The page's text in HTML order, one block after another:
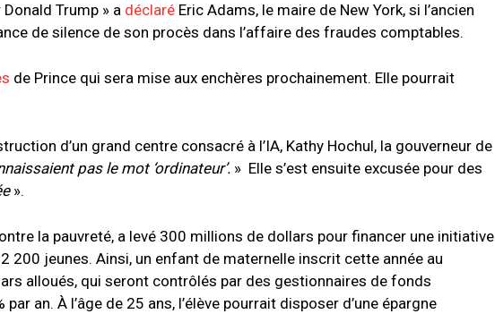
Trump » a déclaré Eric Adams, le maire de New York, si l’ancien
de silence de son procès dans l’affaire des fraudes comptables.
de Prince qui sera mise aux enchères prochainement. Elle pourrait
d’un grand centre consacré à l’IA, Kathy Hochul, la gouverneur de
pas le mot ‘ordinateur’. » Elle s’est ensuite excusée pour des
».
la pauvreté, a levé 300 millions de dollars pour financer une initiative
200 jeunes. Ainsi, un enfant de maternelle inscrit cette année au
alloués, qui seront contrôlés par des gestionnaires de fonds
an. À l’âge de 25 ans, l’élève pourrait disposer d’une épargne